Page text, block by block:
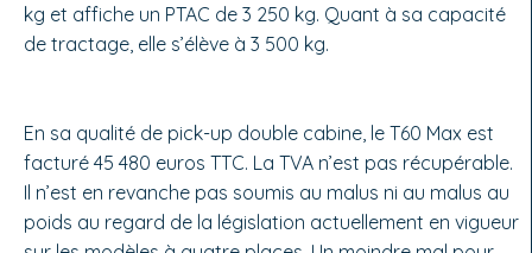
kg et affiche un PTAC de 3 250 kg. Quant à sa capacité
de tractage, elle s’élève à 3 500 kg.
En sa qualité de pick-up double cabine, le T60 Max est
facturé 45 480 euros TTC. La TVA n’est pas récupérable.
Il n’est en revanche pas soumis au malus ni au malus au
poids au regard de la législation actuellement en vigueur